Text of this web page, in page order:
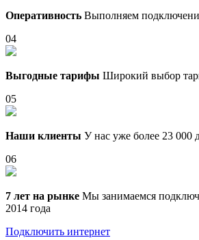
Оперативность Выполняем
04
Выгодные тарифы Широкий выбор
05
Наши клиенты У нас уже более 23 000
06
7 лет на рынке Мы занимаемся
2014 года
Подключить интернет